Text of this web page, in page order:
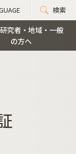
検索
究者・地域・一般
の方へ